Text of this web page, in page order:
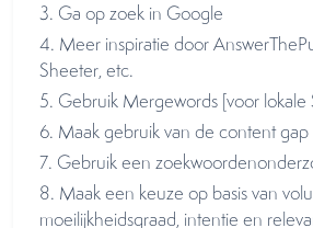
3. Ga op zoek in Google
4. Meer inspiratie door
Sheeter, etc.
5. Gebruik Mergewords [voor lokale
6. Maak gebruik van de content gap
7. Gebruik een
8. Maak een keuze op basis van
moeilijkheidsgraad, intentie en